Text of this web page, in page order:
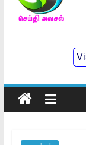
Tamil
Online